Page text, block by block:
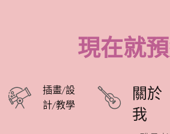
現在就
插畫/設
計/教學
關於
我